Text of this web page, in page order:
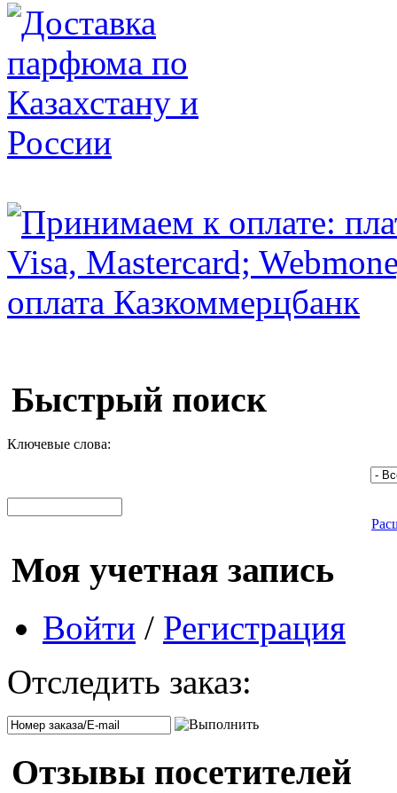
Быстрый поиск
Ключевые слова:
Моя учетная запись
Войти / Регистрация
Отследить заказ:
Отзывы посетителей